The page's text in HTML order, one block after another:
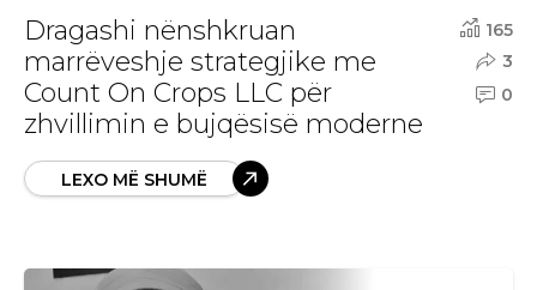
Dragashi nënshkruan
marrëveshje strategjike me
Count On Crops LLC për
zhvillimin e bujqësisë moderne
LEXO MË SHUMË
165
3
0